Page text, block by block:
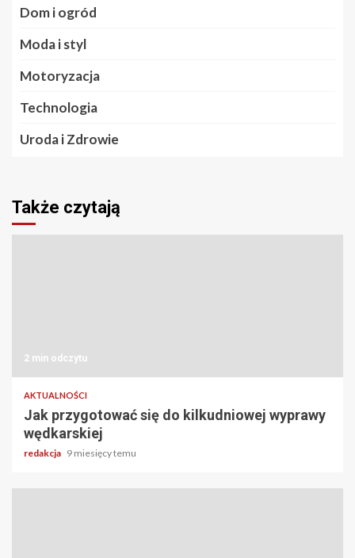
Dom i ogród
Moda i styl
Motoryzacja
Technologia
Uroda i Zdrowie
Także czytają
2 min odczytu
AKTUALNOŚCI
Jak przygotować się do kilkudniowej wyprawy
wędkarskiej
redakcja 9 miesięcy temu